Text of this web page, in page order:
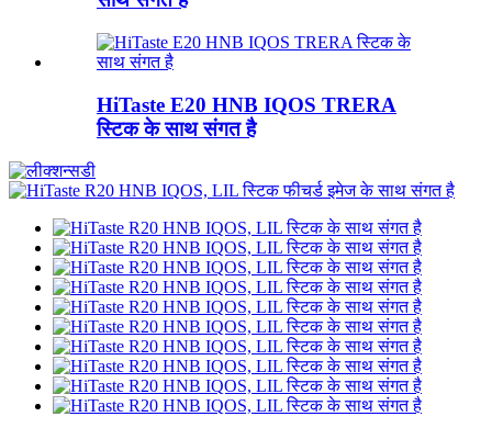
HiTaste E20 HNB IQOS TRERA
स्टिक के साथ संगत है